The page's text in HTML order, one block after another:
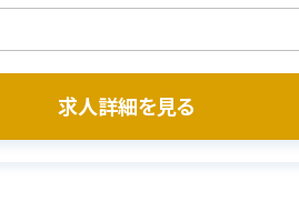
求人詳細を見る